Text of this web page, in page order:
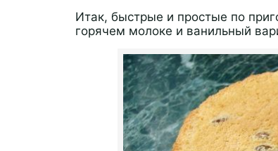
Итак, быстрые и простые по
горячем молоке и ванильный